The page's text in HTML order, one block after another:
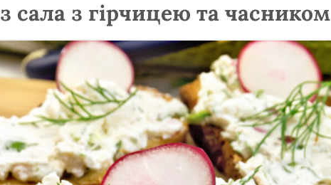
сала з гірчицею та часником